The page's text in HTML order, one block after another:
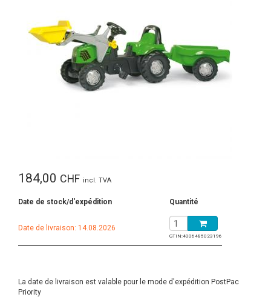
184,00 CHF incl. TVA
Date de stock/d'expédition Quantité
Date de livraison: 14.08.2026
GTIN:4006485023196
La date de livraison est valable pour le mode d'expédition PostPac
Priority